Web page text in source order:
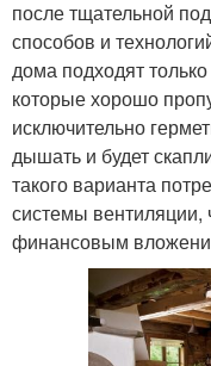
после тщательной
способов и
дома подходят
которые хорошо
исключительно
дышать и будет
такого варианта
системы вентиляции,
финансовым